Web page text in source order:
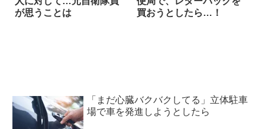
が思うことは
買おうとしたら…！
「まだ心臓バクバクしてる」立体駐車
場で車を発進しようとしたら